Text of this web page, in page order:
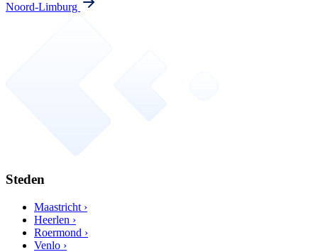
Noord-Limburg
Steden
Maastricht ›
Heerlen ›
Roermond ›
Venlo ›